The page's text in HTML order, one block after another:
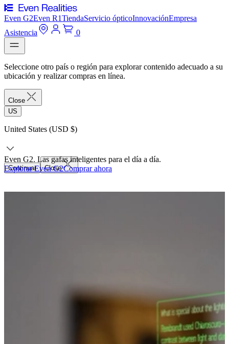
Even G2Even R1TiendaServicio ópticoInnovaciónEmpresa
Asistencia
0
Seleccione otro país o región para explorar contenido adecuado a su
ubicación y realizar compras en línea.
Close
US
United States (USD $)
Continuar Close
Even G2. Las gafas inteligentes para el día a día.
Explorar Even G2Comprar ahora